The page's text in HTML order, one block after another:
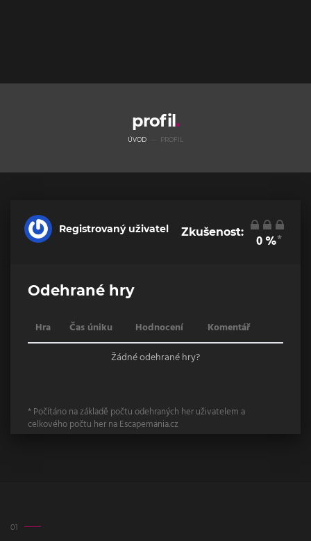
profil
ÚVOD PROFIL
Registrovaný uživatel Zkušenost:
0%*
Odehrané hry
Hra Čas úniku Hodnocení
Komentář
Žádné odehrané hry?
* Počítáno na základě počtu odehraných her uživatelem a
celkového počtu her na Escapemania.cz